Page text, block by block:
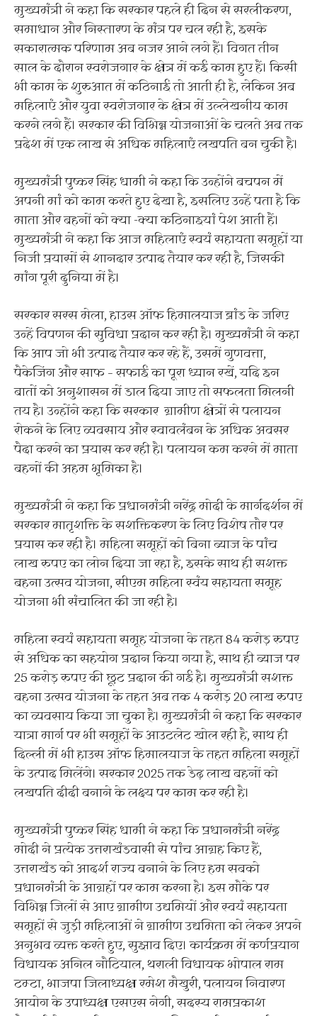
मुख्यमंत्री ने कहा कि सरकार पहले ही दिन से सरलीकरण,
समाधान और निस्तारण के मंत्र पर चल रही है, इसके
सकारात्मक परिणाम अब नजर आने लगे हैं। विगत तीन
साल के दौरान स्वरोजगार के क्षेत्र में कई काम हुए हैं। किसी
भी काम के शुरुआत में कठिनाई तो आती ही है, लेकिन अब
महिलाएं और युवा स्वरोजगार के क्षेत्र में उल्लेखनीय काम
करने लगे हैं। सरकार की विभिन्न योजनाओं के चलते अब तक
प्रदेश में एक लाख से अधिक महिलाएं लखपति बन चुकी है।
मुख्यमंत्री पुष्कर सिंह धामी ने कहा कि उन्होंने बचपन में
अपनी मां को काम करते हुए देखा है, इसलिए उन्हें पता है कि
माता और बहनों को क्या -क्या कठिनाइयां पेश आती हैं।
मुख्यमंत्री ने कहा कि आज महिलाएं स्वयं सहायता समूहों या
निजी प्रयासों से शानदार उत्पाद तैयार कर रही है, जिसकी
मांग पूरी दुनिया में है।
सरकार सरस मेला, हाउस ऑफ हिमालयाज ब्रांड के जरिए
उन्हें विपणन की सुविधा प्रदान कर रही है। मुख्यमंत्री ने कहा
कि आप जो भी उत्पाद तैयार कर रहे हैं, उसमें गुणवत्ता,
पैकेजिंग और साफ – सफाई का पूरा ध्यान रखें, यदि इन
बातों को अनुशासन में डाल दिया जाए तो सफलता मिलनी
तय है। उन्होंने कहा कि सरकार ग्रामीण क्षेत्रों से पलायन
रोकने के लिए व्यवसाय और स्वावलंबन के अधिक अवसर
पैदा करने का प्रयास कर रही है। पलायन कम करने में माता
बहनों की अहम भूमिका है।
मुख्यमंत्री ने कहा कि प्रधानमंत्री नरेंद्र मोदी के मार्गदर्शन में
सरकार मातृशक्ति के सशक्तिकरण के लिए विशेष तौर पर
प्रयास कर रही है। महिला समूहों को बिना ब्याज के पांच
लाख रुपए का लोन दिया जा रहा है, इसके साथ ही सशक्त
बहना उत्सव योजना, सीएम महिला स्वंय सहायता समूह
योजना भी संचालित की जा रही है।
महिला स्वयं सहायता समूह योजना के तहत 84 करोड़ रुपए
से अधिक का सहयोग प्रदान किया गया है, साथ ही ब्याज पर
25 करोड़ रुपए की छूट प्रदान की गई है। मुख्यमंत्री सशक्त
बहना उत्सव योजना के तहत अब तक 4 करोड़ 20 लाख रुपए
का व्यवसाय किया जा चुका है। मुख्यमंत्री ने कहा कि सरकार
यात्रा मार्ग पर भी समूहों के आउटलेट खोल रही है, साथ ही
दिल्ली में भी हाउस ऑफ हिमालयाज के तहत महिला समूहों
के उत्पाद मिलेंगे। सरकार 2025 तक डेढ़ लाख बहनों को
लखपति दीदी बनाने के लक्ष्य पर काम कर रही है।
मुख्यमंत्री पुष्कर सिंह धामी ने कहा कि प्रधानमंत्री नरेंद्र
मोदी ने प्रत्येक उत्तराखंडवासी से पांच आग्रह किए हैं,
उत्तराखंड को आदर्श राज्य बनाने के लिए हम सबको
प्रधानमंत्री के आग्रहों पर काम करना है। इस मौके पर
विभिन्न जिलों से आए ग्रामीण उद्यमियों और स्वयं सहायता
समूहों से जुड़ी महिलाओं ने ग्रामीण उद्यमिता को लेकर अपने
अनुभव व्यक्त करते हुए, सुझाव दिए। कार्यक्रम में कर्णप्रयाग
विधायक अनिल नौटियाल, थराली विधायक भोपाल राम
टम्टा, भाजपा जिलाध्यक्ष रमेश मैखुरी, पलायन निवारण
आयोग के उपाध्यक्ष एसएस नेगी, सदस्य रामप्रकाश